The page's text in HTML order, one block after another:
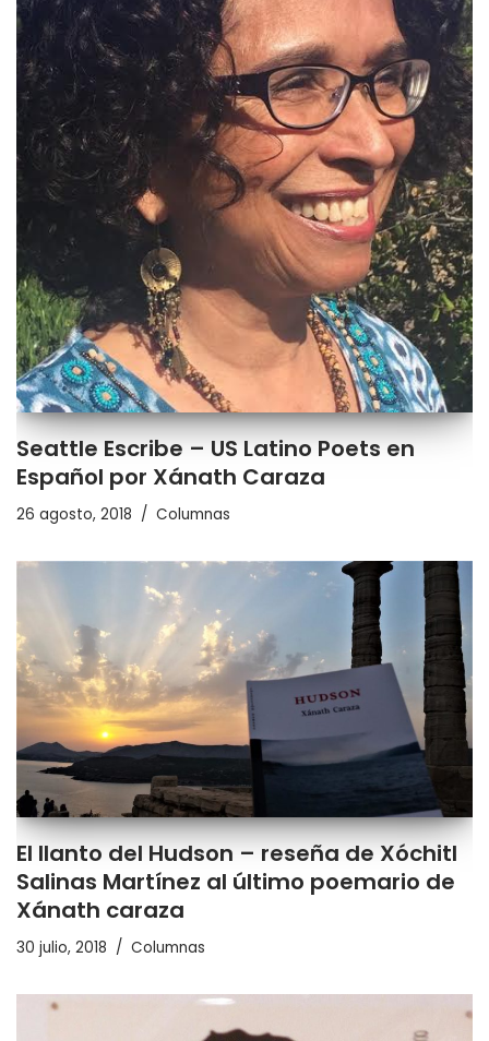
Seattle Escribe – US Latino Poets en
Español por Xánath Caraza
26 agosto, 2018 Columnas
El llanto del Hudson – reseña de Xóchitl
Salinas Martínez al último poemario de
Xánath caraza
30 julio, 2018 Columnas